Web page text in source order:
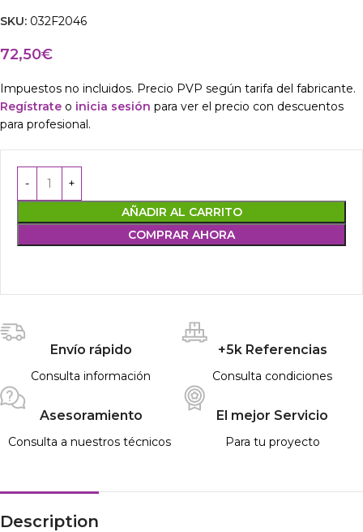
SKU: 032F2046
72,50€
Impuestos no incluidos. Precio PVP según tarifa del fabricante.
Regístrate o inicia sesión para ver el precio con descuentos
para profesional.
AÑADIR AL CARRITO
COMPRAR AHORA
Envío rápido
Consulta información
+5k Referencias
Consulta condiciones
Asesoramiento
Consulta a nuestros técnicos
El mejor Servicio
Para tu proyecto
Description